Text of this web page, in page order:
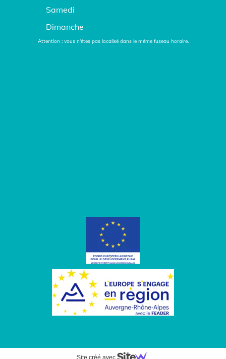
Samedi
Dimanche
Attention : vous n'êtes pas localisé dans le même fuseau horaire.
Site créé avec